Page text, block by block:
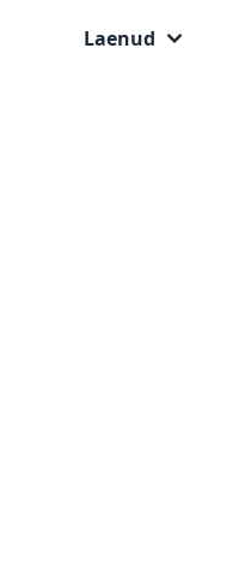
Laenud